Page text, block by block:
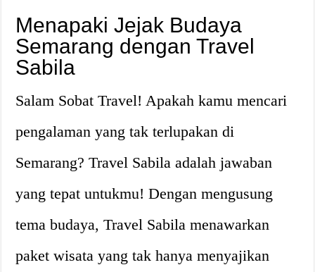
Menapaki Jejak Budaya
Semarang dengan Travel
Sabila
Salam Sobat Travel! Apakah kamu mencari
pengalaman yang tak terlupakan di
Semarang? Travel Sabila adalah jawaban
yang tepat untukmu! Dengan mengusung
tema budaya, Travel Sabila menawarkan
paket wisata yang tak hanya menyajikan